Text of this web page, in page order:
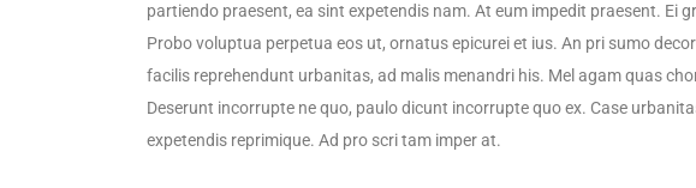
partiendo praesent, ea sint expetendis nam. At eum impedit praesent. Ei
Probo voluptua perpetua eos ut, ornatus epicurei et ius. An pri sumo
facilis reprehendunt urbanitas, ad malis menandri his. Mel agam quas
Deserunt incorrupte ne quo, paulo dicunt incorrupte quo ex. Case
expetendis reprimique. Ad pro scri tam imper at.